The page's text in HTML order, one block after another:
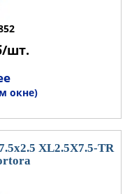
шт.
окне)
XL2.5X7.5-TR